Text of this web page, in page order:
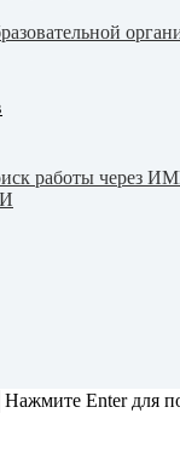
работы через
Нажмите Enter для